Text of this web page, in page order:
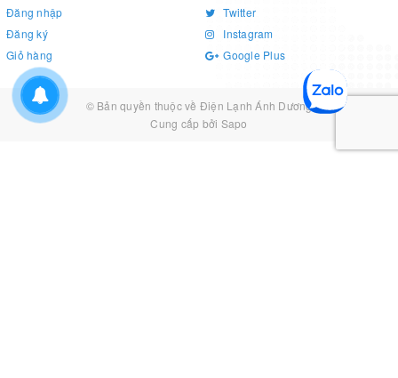
Đăng nhập
Đăng ký
Giỏ hàng
Twitter
Instagram
Google Plus
© Bản quyền thuộc về Điện Lạnh Ánh Dương
Cung cấp bởi Sapo